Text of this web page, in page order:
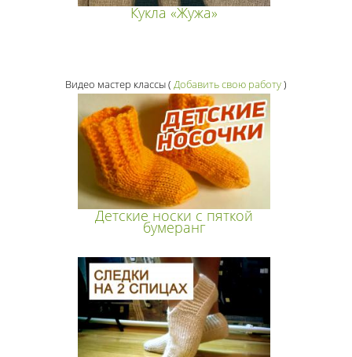
Кукла «Жужа»
Видео мастер классы( Добавить свою работу)
Детские носки с пяткой
бумеранг